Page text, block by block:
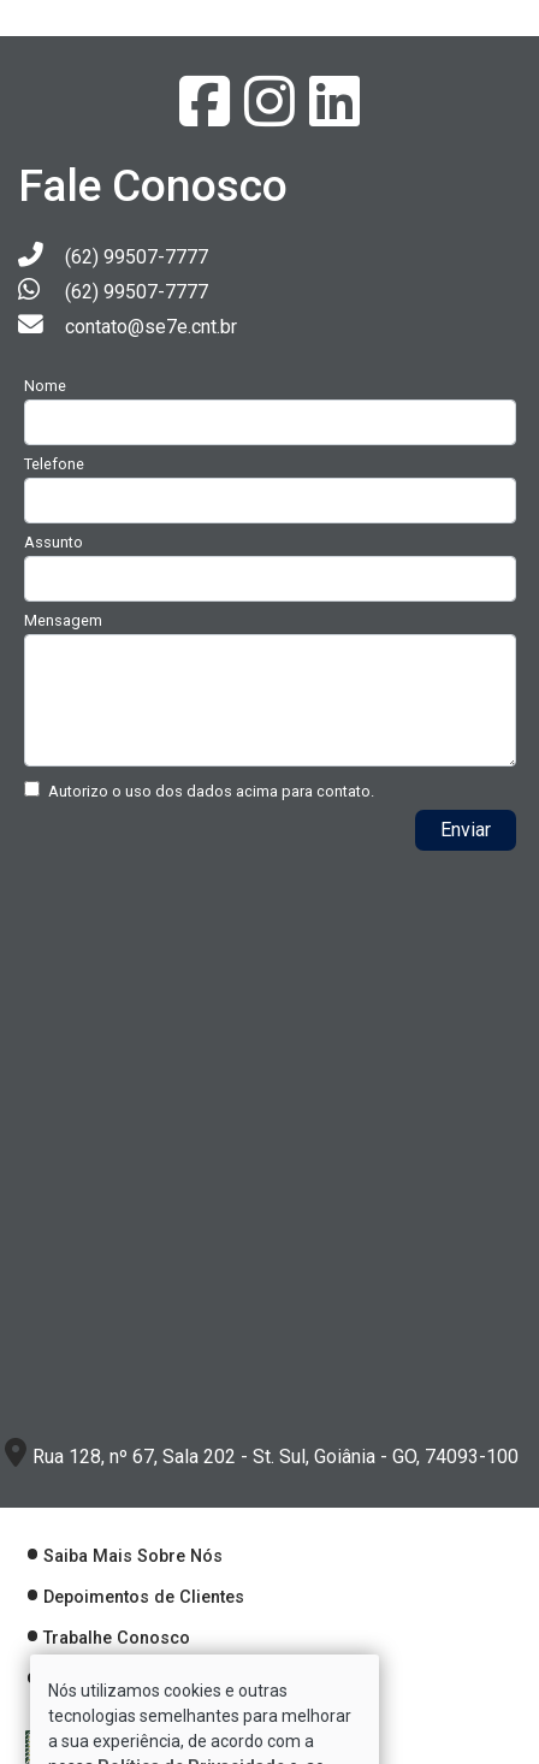
Fale Conosco
(62) 99507-7777
(62) 99507-7777
contato@se7e.cnt.br
Nome
Telefone
Assunto
Mensagem
Autorizo o uso dos dados acima para contato.
Enviar
Rua 128, nº 67, Sala 202 - St. Sul, Goiânia - GO, 74093-100
Saiba Mais Sobre Nós
Depoimentos de Clientes
Trabalhe Conosco
Política de Privacidade
Nós utilizamos cookies e outras
tecnologias semelhantes para melhorar
a sua experiência, de acordo com a